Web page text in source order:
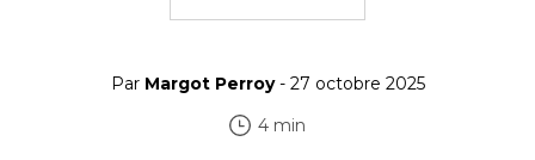
Par Margot Perroy- 27 octobre 2025
4 min